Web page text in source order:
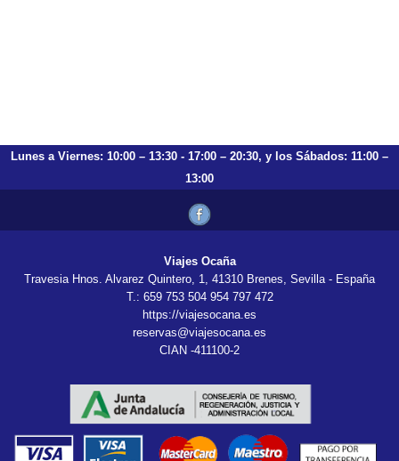
Lunes a Viernes: 10:00 – 13:30 - 17:00 – 20:30, y los Sábados: 11:00 –
13:00
Viajes Ocaña
Travesia Hnos. Alvarez Quintero, 1, 41310 Brenes, Sevilla - España
T.: 659 753 504 954 797 472
https://viajesocana.es
reservas@viajesocana.es
CIAN -411100-2